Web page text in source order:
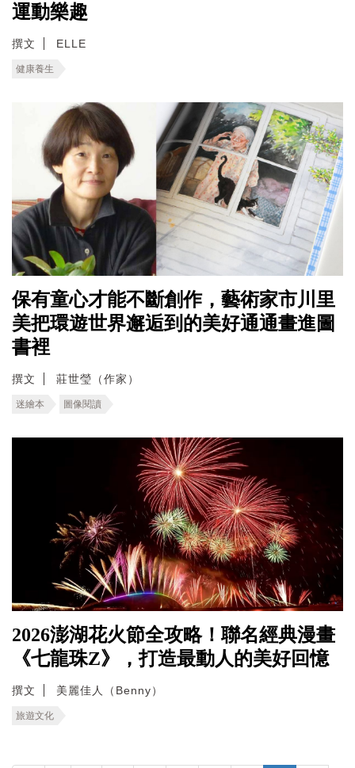
運動樂趣
撰文 ELLE
健康養生
保有童心才能不斷創作，藝術家市川里
美把環遊世界邂逅到的美好通通畫進圖
書裡
撰文 莊世瑩（作家）
迷繪本 圖像閱讀
2026澎湖花火節全攻略！聯名經典漫畫
《七龍珠Z》，打造最動人的美好回憶
撰文 美麗佳人（Benny）
旅遊文化